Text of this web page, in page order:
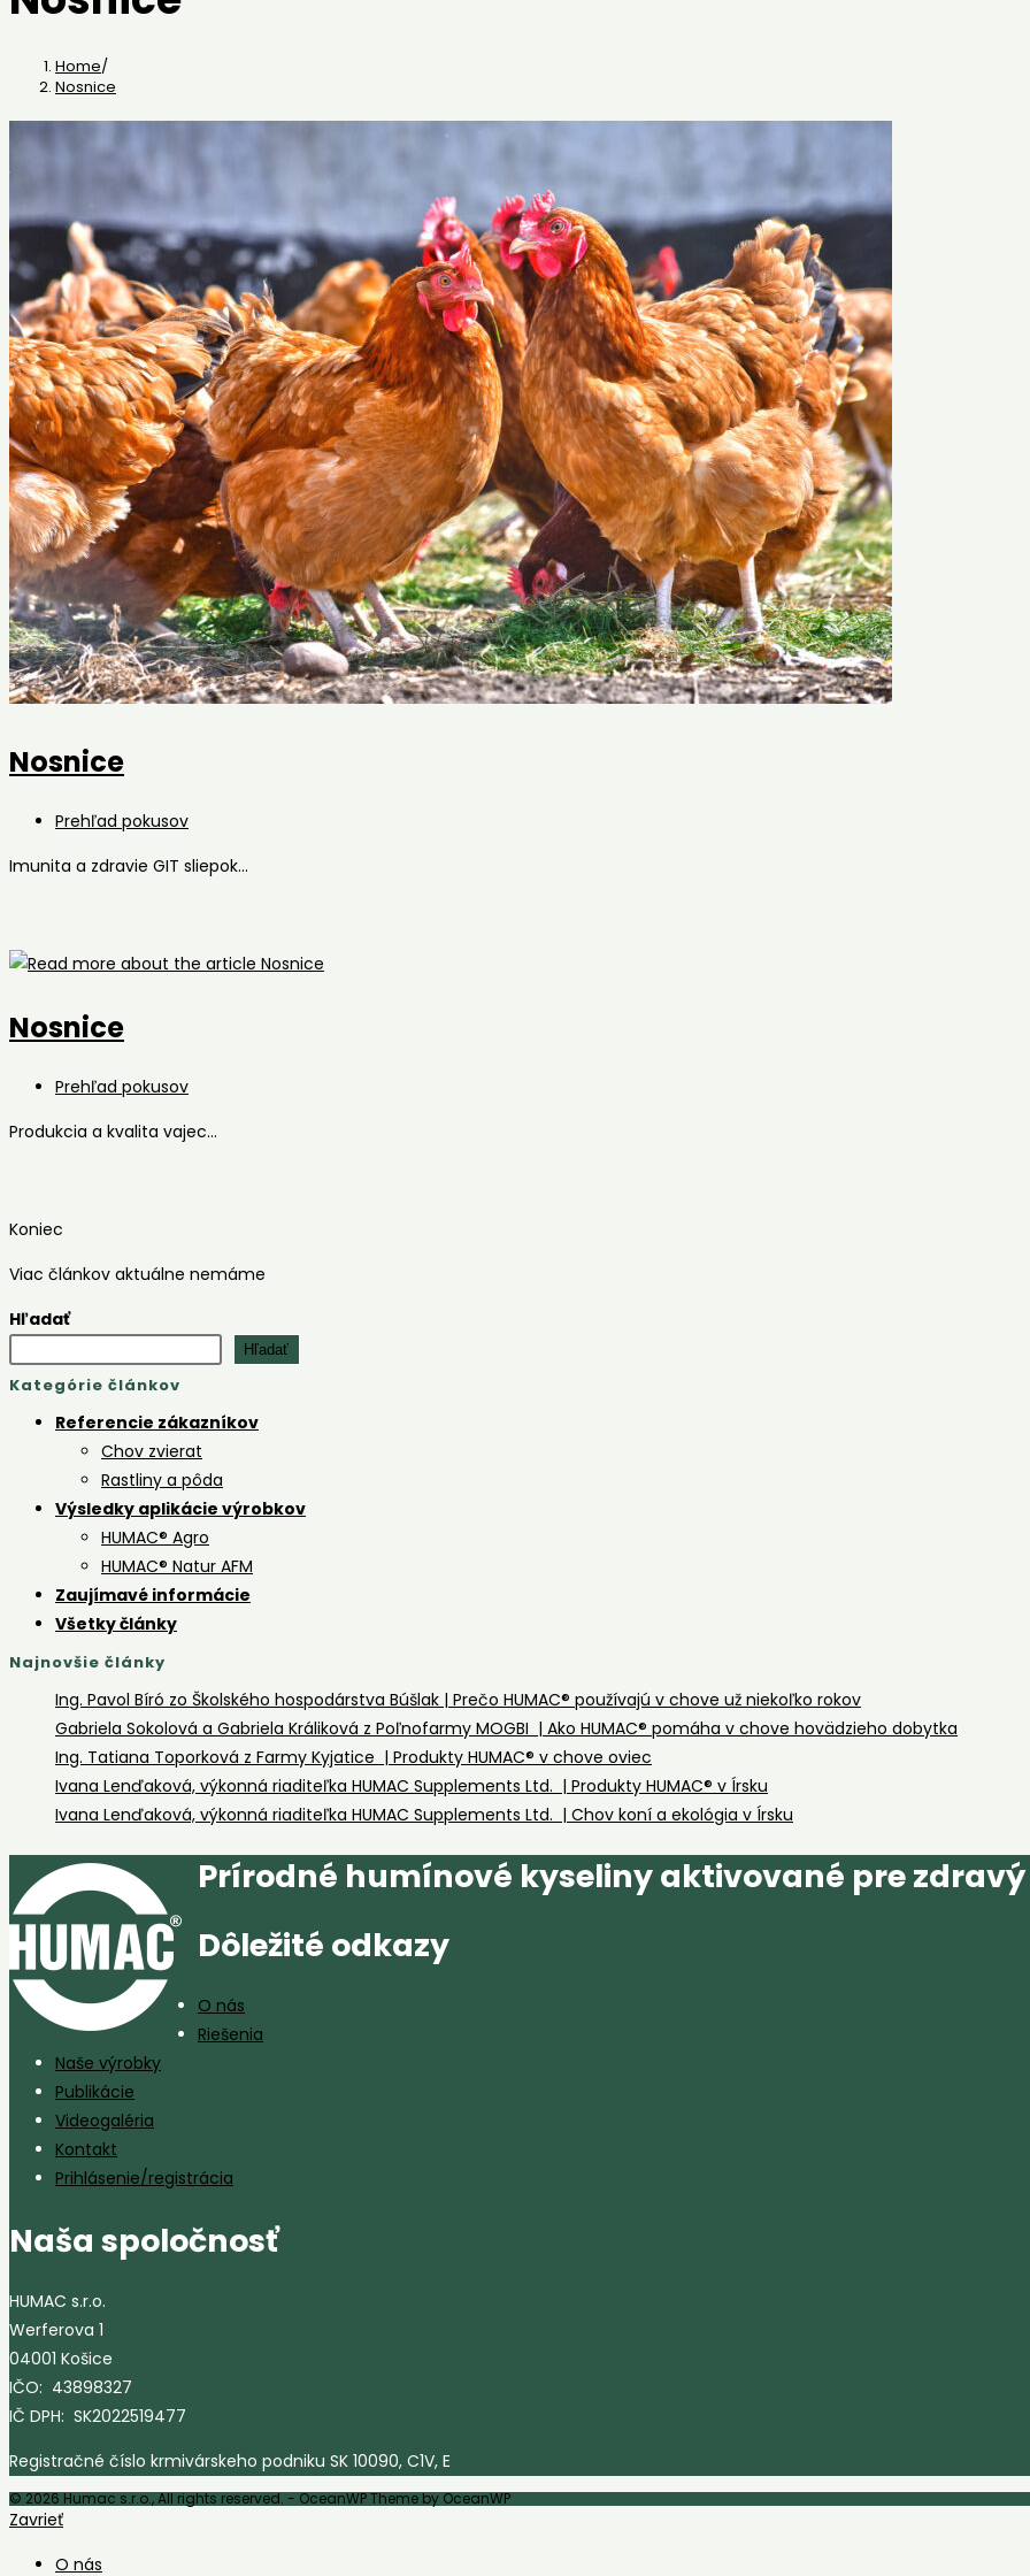
Home/
Nosnice
Nosnice
Post
Prehľad pokusov
Imunita a zdravie GIT sliepok...
Nosnice
Post
Prehľad pokusov
Produkcia a kvalita vajec...
Koniec
Viac článkov aktuálne nemáme
Hľadať
Hľadať
Kategórie článkov
Referencie zákazníkov
Chov zvierat
Rastliny a pôda
Výsledky aplikácie výrobkov
HUMAC® Agro
HUMAC® Natur AFM
Zaujímavé informácie
Všetky články
Najnovšie články
Ing. Pavol Bíró zo Školského hospodárstva Búšlak | Prečo HUMAC® používajú v chove už niekoľko rokov
Gabriela Sokolová a Gabriela Králiková z Poľnofarmy MOGBI | Ako HUMAC® pomáha v chove hovädzieho dobytka
Ing. Tatiana Toporková z Farmy Kyjatice | Produkty HUMAC® v chove oviec
Ivana Lenďaková, výkonná riaditeľka HUMAC Supplements Ltd. | Produkty HUMAC® v Írsku
Ivana Lenďaková, výkonná riaditeľka HUMAC Supplements Ltd. | Chov koní a ekológia v Írsku
Prírodné humínové kyseliny aktivované pre
Dôležité odkazy
O nás
Riešenia
Naše výrobky
Publikácie
Videogaléria
Kontakt
Prihlásenie/registrácia
Naša spoločnosť
HUMAC s.r.o.
Werferova 1
04001 Košice
IČO: 43898327
IČ DPH: SK2022519477
Registračné číslo krmivárskeho podniku SK 10090, C1V, E
© 2026 Humac s.r.o., All rights reserved. - OceanWP Theme by OceanWP
Zavrieť
O nás